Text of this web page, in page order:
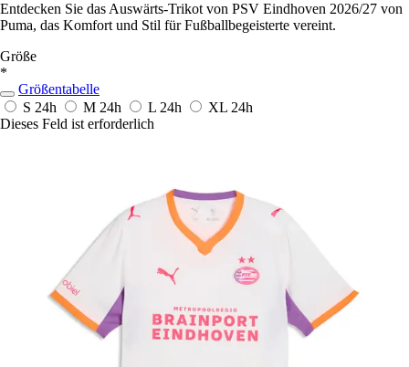
Entdecken Sie das Auswärts-Trikot von PSV Eindhoven 2026/27 von
Puma, das Komfort und Stil für Fußballbegeisterte vereint.
Größe
*
Größentabelle
S 24h M 24h L 24h XL 24h
Dieses Feld ist erforderlich